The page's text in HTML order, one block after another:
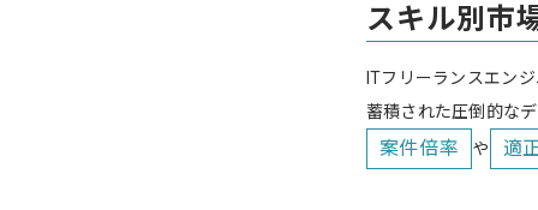
スキル別市
ITフリーランスエン
蓄積された圧倒的な
案件倍率 や 適